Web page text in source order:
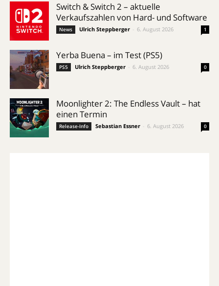
Switch & Switch 2 – aktuelle
Verkaufszahlen von Hard- und Software
News Ulrich Steppberger 6. August 2026 1
Yerba Buena – im Test (PS5)
PS5 Ulrich Steppberger 6. August 2026 0
Moonlighter 2: The Endless Vault – hat
einen Termin
Release-Info Sebastian Essner 6. August 2026 0